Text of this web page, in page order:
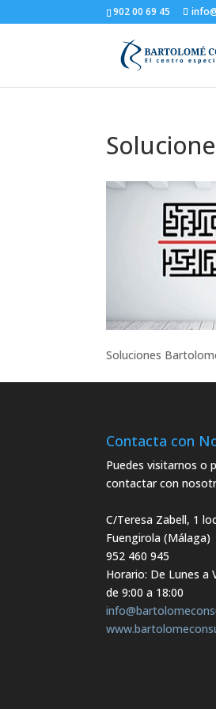
902 00 69 45
Soluciones
Contacta con
Puedes visitarnos o
contactar con
C/Teresa Zabell, 1
Fuengirola (Málaga)
952 460 945
Horario: De Lunes a
de 9:00 a 18:00